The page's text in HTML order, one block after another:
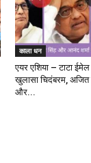
काला धन
एयर एशिया – टाटा
खुलासा चिदंबरम, अजित
और...